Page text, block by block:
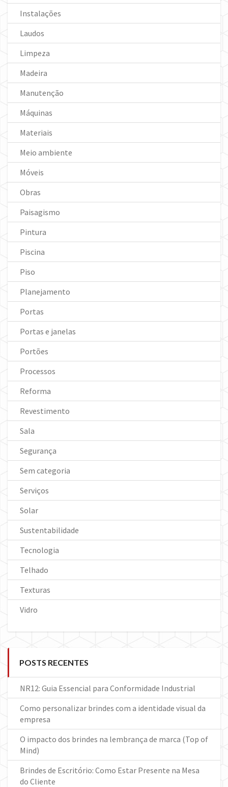
Instalações
Laudos
Limpeza
Madeira
Manutenção
Máquinas
Materiais
Meio ambiente
Móveis
Obras
Paisagismo
Pintura
Piscina
Piso
Planejamento
Portas
Portas e janelas
Portões
Processos
Reforma
Revestimento
Sala
Segurança
Sem categoria
Serviços
Solar
Sustentabilidade
Tecnologia
Telhado
Texturas
Vidro
POSTS RECENTES
NR12: Guia Essencial para Conformidade Industrial
Como personalizar brindes com a identidade visual da
empresa
O impacto dos brindes na lembrança de marca (Top of
Mind)
Brindes de Escritório: Como Estar Presente na Mesa
do Cliente